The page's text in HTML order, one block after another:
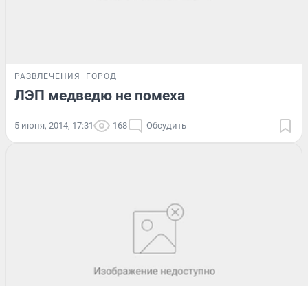
РАЗВЛЕЧЕНИЯ ГОРОД
ЛЭП медведю не помеха
5 июня, 2014, 17:31 168 Обсудить